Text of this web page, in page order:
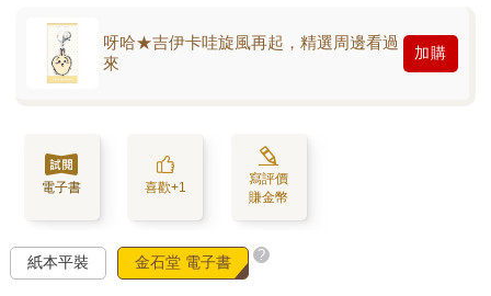
呀哈★吉伊卡哇旋風再起，精選周邊看過
來
加購
電子書 喜歡+1
寫評價
賺金幣
紙本平裝 金石堂 電子書 ?